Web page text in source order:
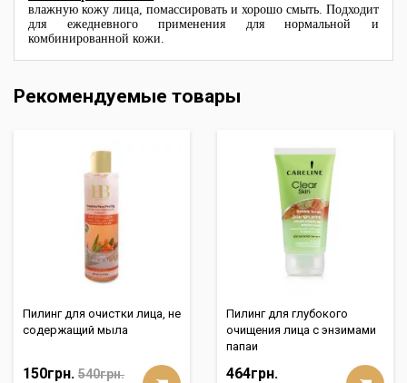
влажную кожу лица, помассировать и хорошо смыть. Подходит
для ежедневного применения для нормальной и
комбинированной кожи.
Рекомендуемые товары
Пилинг для очистки лица, не
содержащий мыла
150грн. 540грн.
Пилинг для глубокого
очищения лица с энзимами
папаи
464грн.